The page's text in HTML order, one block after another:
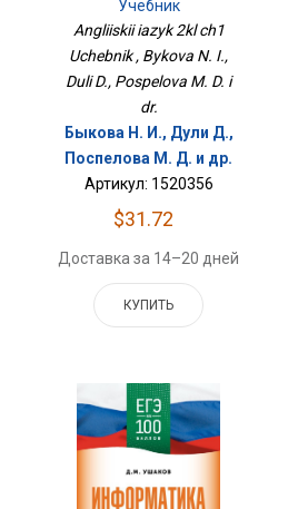
Учебник
Angliiskii iazyk 2kl ch1
Uchebnik , Bykova N. I.,
Duli D., Pospelova M. D. i
dr.
Быкова Н. И., Дули Д.,
Поспелова М. Д. и др.
Артикул: 1520356
$31.72
Доставка за 14–20 дней
КУПИТЬ